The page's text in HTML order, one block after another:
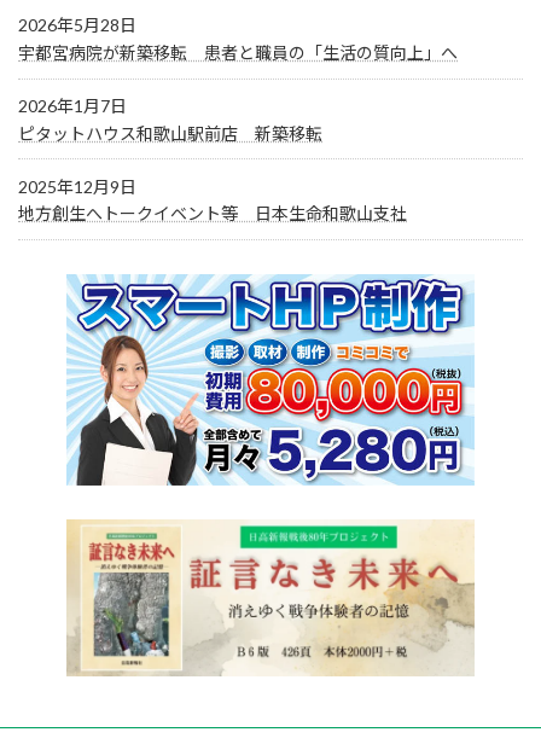
2026年5月28日
宇都宮病院が新築移転 患者と職員の「生活の質向上」へ
2026年1月7日
ピタットハウス和歌山駅前店 新築移転
2025年12月9日
地方創生へトークイベント等 日本生命和歌山支社